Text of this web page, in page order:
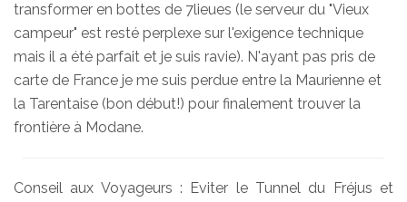
transformer en bottes de 7lieues (le serveur du "Vieux
campeur" est resté perplexe sur l'exigence technique
mais il a été parfait et je suis ravie). N'ayant pas pris de
carte de France je me suis perdue entre la Maurienne et
la Tarentaise (bon début!) pour finalement trouver la
frontière à Modane.
Conseil aux Voyageurs : Eviter le Tunnel du Fréjus et